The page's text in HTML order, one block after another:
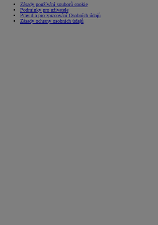
Zásady používání souborů cookie
Podmínky pro uživatele
Pravidla pro zpracování Osobních údajů
Zásady ochrany osobních údajů